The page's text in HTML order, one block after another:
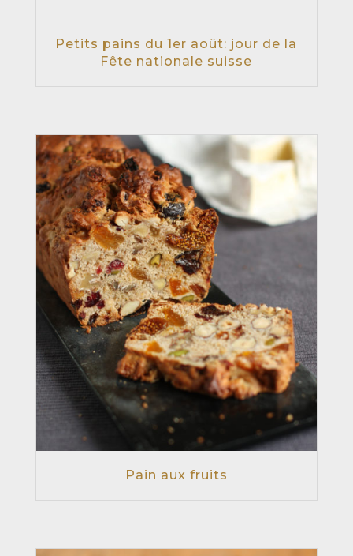
Petits pains du 1er août: jour de la
Fête nationale suisse
Pain aux fruits